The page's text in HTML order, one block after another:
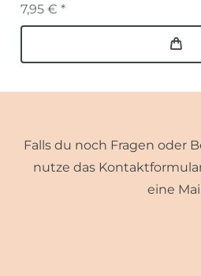
7,95 € *
Falls du noch Fragen oder
nutze das
eine